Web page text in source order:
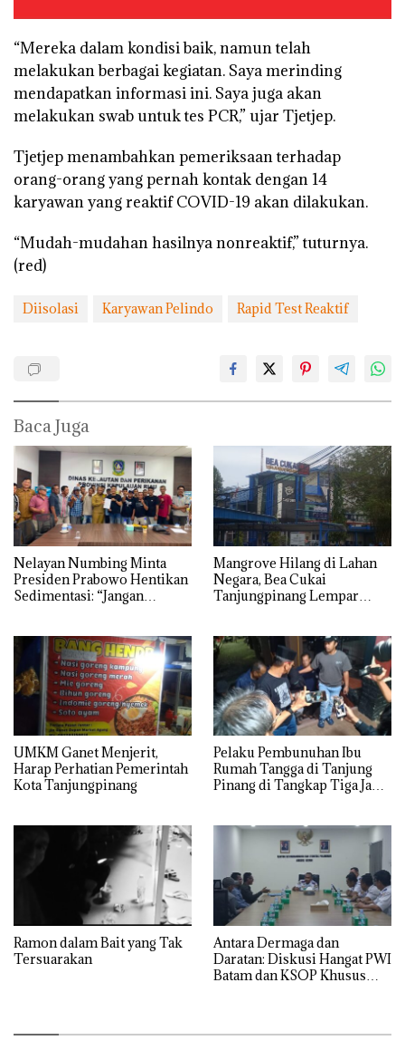
“Mereka dalam kondisi baik, namun telah
melakukan berbagai kegiatan. Saya merinding
mendapatkan informasi ini. Saya juga akan
melakukan swab untuk tes PCR,” ujar Tjetjep.
Tjetjep menambahkan pemeriksaan terhadap
orang-orang yang pernah kontak dengan 14
karyawan yang reaktif COVID-19 akan dilakukan.
“Mudah-mudahan hasilnya nonreaktif,” tuturnya.
(red)
Diisolasi Karyawan Pelindo Rapid Test Reaktif
Baca Juga
Nelayan Numbing Minta
Presiden Prabowo Hentikan
Sedimentasi: “Jangan
Mencari Makan”
Mangrove Hilang di Lahan
Negara, Bea Cukai
Tanjungpinang Lempar
UMKM Ganet Menjerit,
Harap Perhatian Pemerintah
Kota Tanjungpinang
Pelaku Pembunuhan Ibu
Rumah Tangga di Tanjung
Pinang di Tangkap Tiga Jam
Ramon dalam Bait yang Tak
Tersuarakan
Antara Dermaga dan
Daratan: Diskusi Hangat PWI
Batam dan KSOP Khusus